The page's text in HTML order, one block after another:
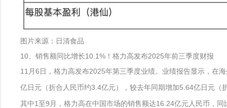
图片来源：日清食品
10、销售额同比增长10.1%！格力高发布2025年前三季度财报
11月6日，格力高发布2025年第三季度业绩。业绩报告显示，在
亿日元（折合人民币约3.4亿元），较去年同期增加5.64亿日元
其中1至9月，格力高在中国市场的销售额达16.24亿元人民币，